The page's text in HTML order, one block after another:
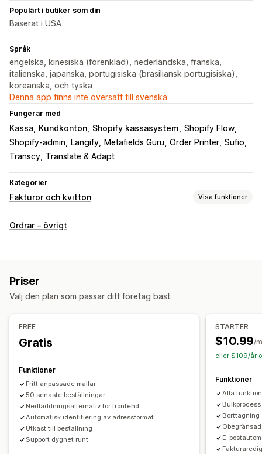
Populärt i butiker som din
Baserat i USA
Språk
engelska, kinesiska (förenklad), nederländska, franska,
italienska, japanska, portugisiska (brasiliansk portugisiska),
koreanska, och tyska
Denna app finns inte översatt till svenska
Fungerar med
Kassa Kundkonton Shopify kassasystem Shopify Flow
Shopify-admin
Langify Metafields Guru Order Printer Sufio
Transcy Translate & Adapt
Kategorier
Fakturor och kvitton Visa funktioner
Dokumenttyper
Anpassning
Fakturanummer
Skatteberäkning
Filhantering
Bulknedladdning Filnamn
Automatisering av e-postmeddelanden
PDF-generering
Utskrift och export Informationssäkerhet
Sekventiell numrering
Ordrar – övrigt
Priser
Välj den plan som passar ditt företag bäst.
FREE
Gratis
Funktioner
Fritt anpassade mallar
50 senaste beställningar
Nedladdningsalternativ för frontend
Automatisk identifiering av adressformat
Utkast till beställning
Support dygnet runt
STARTER
$10.99/
eller $109/år
Funktioner
Alla
Bulkprocess
Borttagning
E-